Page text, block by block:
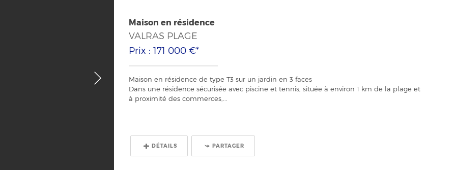
Maison en résidence
VALRAS PLAGE
Prix : 171 000 €*
Maison en résidence de type T3 sur un jardin en 3 faces
Dans une résidence sécurisée avec piscine et tennis, située à environ 1 km de la plage et
à proximité des commerces,...
DÉTAILS PARTAGER